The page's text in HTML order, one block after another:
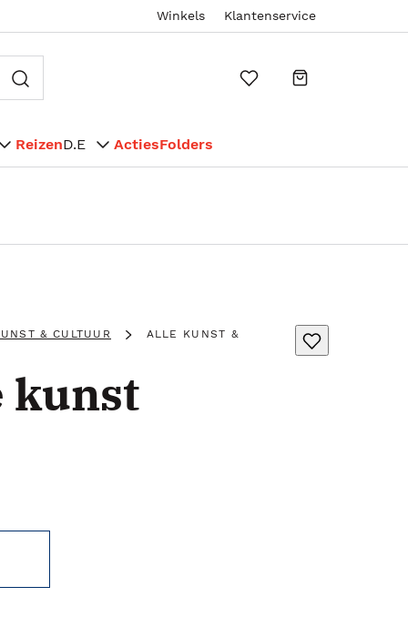
Winkels Klantenservice
ReizenD.E ActiesFolders
& CULTUUR ALLE KUNST &
kunst